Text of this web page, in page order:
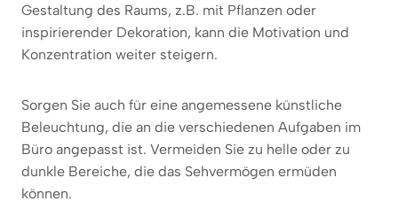
Gestaltung des Raums, z.B. mit Pflanzen oder
inspirierender Dekoration, kann die Motivation und
Konzentration weiter steigern.
Sorgen Sie auch für eine angemessene künstliche
Beleuchtung, die an die verschiedenen Aufgaben im
Büro angepasst ist. Vermeiden Sie zu helle oder zu
dunkle Bereiche, die das Sehvermögen ermüden
können.